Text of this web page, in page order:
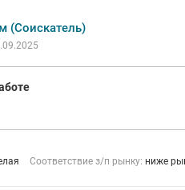
(Соискатель)
Соответствие з/п рынку: ниже